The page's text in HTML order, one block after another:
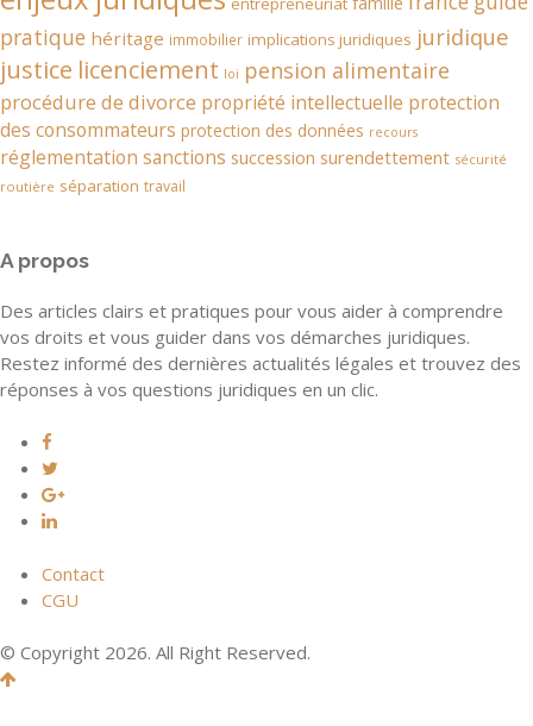
pratique héritage immobilier implications juridiques juridique
justice licenciement loi pension alimentaire
procédure de divorce propriété intellectuelle protection
des consommateurs protection des données recours
réglementation sanctions succession surendettement sécurité
routière séparation travail
A propos
Des articles clairs et pratiques pour vous aider à comprendre
vos droits et vous guider dans vos démarches juridiques.
Restez informé des dernières actualités légales et trouvez des
réponses à vos questions juridiques en un clic.
Contact
CGU
© Copyright 2026. All Right Reserved.